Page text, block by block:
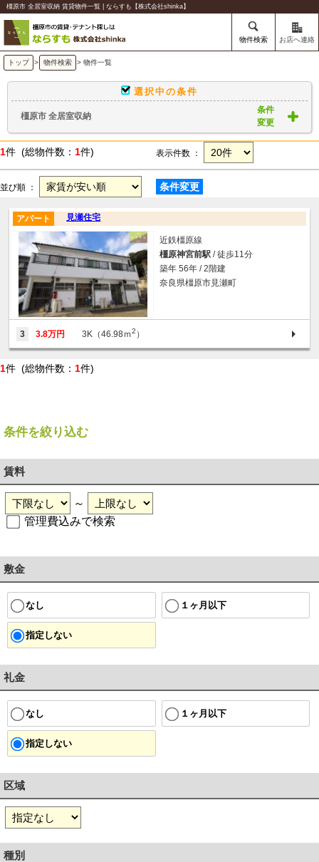
橿原市 全居室収納 賃貸物件一覧 | ならすも【株式会社shinka】
物件検索 お店へ連絡
トップ > 物件検索 > 物件一覧
選択中の条件
橿原市 全居室収納
条件
変更
1件 (総物件数： 1件) 表示件数 ：
並び順 ： 条件変更
見瀬住宅
アパート
近鉄橿原線
橿原神宮前駅 / 徒歩11分
築年 56年 / 2階建
奈良県橿原市見瀬町
3 3.8万円 3K（46.98ｍ2 ）
1件 (総物件数： 1件)
条件を絞り込む
賃料
～
管理費込みで検索
敷金
なし １ヶ月以下
指定しない
礼金
なし １ヶ月以下
指定しない
区域
種別